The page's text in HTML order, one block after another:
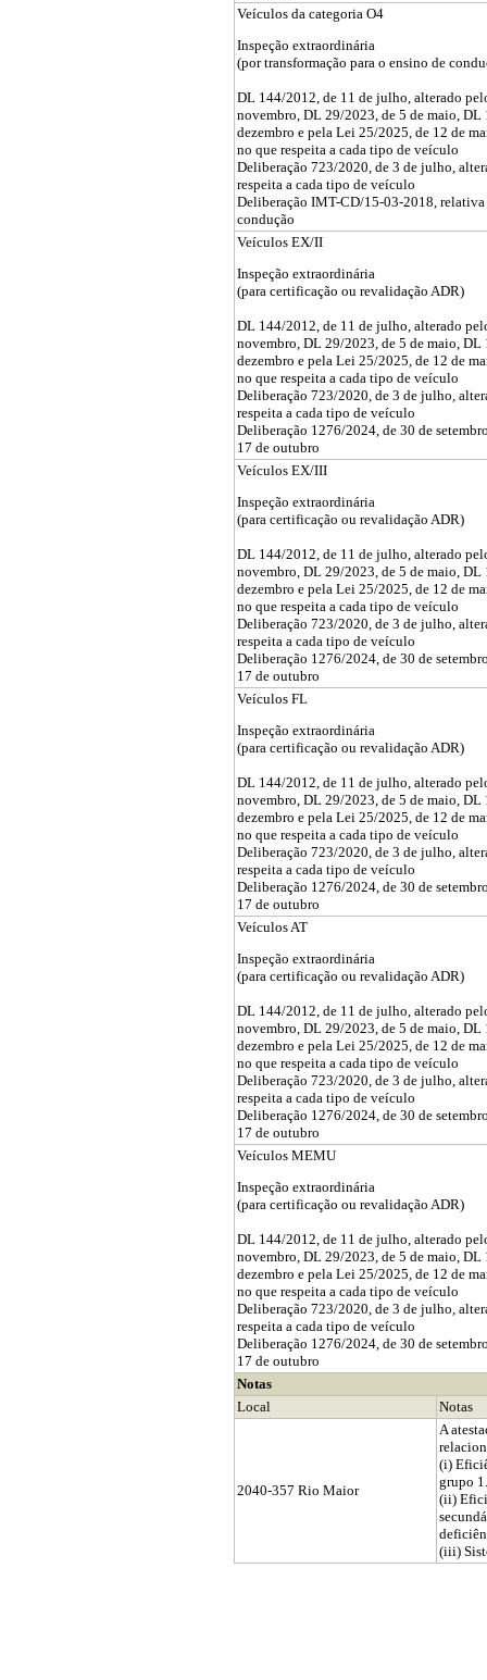
Veículos da categoria O4
Inspeção extraordinária
(por transformação para o ensino de
DL 144/2012, de 11 de julho, alterado
novembro, DL 29/2023, de 5 de maio,
dezembro e pela Lei 25/2025, de 12 de
no que respeita a cada tipo de veículo
Deliberação 723/2020, de 3 de julho,
respeita a cada tipo de veículo
Deliberação IMT-CD/15-03-2018, relativa
condução
Veículos EX/II
Inspeção extraordinária
(para certificação ou revalidação ADR)
DL 144/2012, de 11 de julho, alterado
novembro, DL 29/2023, de 5 de maio,
dezembro e pela Lei 25/2025, de 12 de
no que respeita a cada tipo de veículo
Deliberação 723/2020, de 3 de julho,
respeita a cada tipo de veículo
Deliberação 1276/2024, de 30 de
17 de outubro
Veículos EX/III
Inspeção extraordinária
(para certificação ou revalidação ADR)
DL 144/2012, de 11 de julho, alterado
novembro, DL 29/2023, de 5 de maio,
dezembro e pela Lei 25/2025, de 12 de
no que respeita a cada tipo de veículo
Deliberação 723/2020, de 3 de julho,
respeita a cada tipo de veículo
Deliberação 1276/2024, de 30 de
17 de outubro
Veículos FL
Inspeção extraordinária
(para certificação ou revalidação ADR)
DL 144/2012, de 11 de julho, alterado
novembro, DL 29/2023, de 5 de maio,
dezembro e pela Lei 25/2025, de 12 de
no que respeita a cada tipo de veículo
Deliberação 723/2020, de 3 de julho,
respeita a cada tipo de veículo
Deliberação 1276/2024, de 30 de
17 de outubro
Veículos AT
Inspeção extraordinária
(para certificação ou revalidação ADR)
DL 144/2012, de 11 de julho, alterado
novembro, DL 29/2023, de 5 de maio,
dezembro e pela Lei 25/2025, de 12 de
no que respeita a cada tipo de veículo
Deliberação 723/2020, de 3 de julho,
respeita a cada tipo de veículo
Deliberação 1276/2024, de 30 de
17 de outubro
Veículos MEMU
Inspeção extraordinária
(para certificação ou revalidação ADR)
DL 144/2012, de 11 de julho, alterado
novembro, DL 29/2023, de 5 de maio,
dezembro e pela Lei 25/2025, de 12 de
no que respeita a cada tipo de veículo
Deliberação 723/2020, de 3 de julho,
respeita a cada tipo de veículo
Deliberação 1276/2024, de 30 de
17 de outubro
Notas
Local
Notas
2040-357 Rio Maior
A
(i)
grupo
(ii)
(iii)